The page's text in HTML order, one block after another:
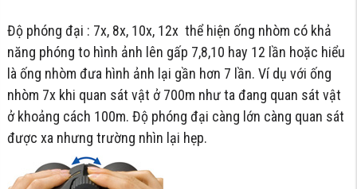
Độ phóng đại : 7x, 8x, 10x, 12x thể hiện ống nhòm có khả
năng phóng to hình ảnh lên gấp 7,8,10 hay 12 lần hoặc hiểu
là ống nhòm đưa hình ảnh lại gần hơn 7 lần. Ví dụ với ống
nhòm 7x khi quan sát vật ở 700m như ta đang quan sát vật
ở khoảng cách 100m. Độ phóng đại càng lớn càng quan sát
được xa nhưng trường nhìn lại hẹp.